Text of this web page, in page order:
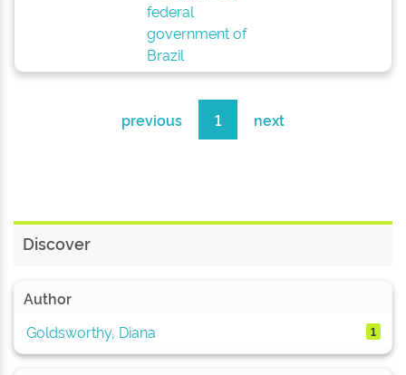
federal
government of
Brazil
previous 1 next
Discover
Author
Goldsworthy, Diana
1